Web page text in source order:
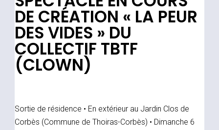
DE CRÉATION « LA PEUR
DES VIDES » DU
COLLECTIF TBTF
(CLOWN)
Sortie de résidence • En extérieur au Jardin Clos de
Corbès (Commune de Thoiras-Corbès) • Dimanche 6